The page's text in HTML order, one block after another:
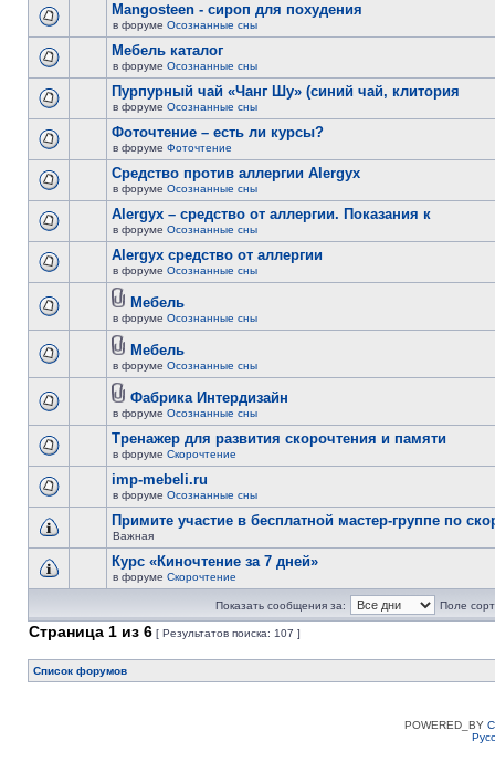
Mangosteen - сироп для похудения
в форуме Осознанные сны
Мебель каталог
в форуме Осознанные сны
Пурпурный чай «Чанг Шу» (синий чай, клитория
в форуме Осознанные сны
Фоточтение – есть ли курсы?
в форуме Фоточтение
Cредство против аллергии Alergyx
в форуме Осознанные сны
Alergyx – средство от аллергии. Показания к
в форуме Осознанные сны
Alergyx средство от аллергии
в форуме Осознанные сны
Мебель
в форуме Осознанные сны
Мебель
в форуме Осознанные сны
Фабрика Интердизайн
в форуме Осознанные сны
Тренажер для развития скорочтения и памяти
в форуме Скорочтение
imp-mebeli.ru
в форуме Осознанные сны
Примите участие в бесплатной мастер-группе по
Важная
Курс «Киночтение за 7 дней»
в форуме Скорочтение
Показать сообщения за: Поле
Страница 1 из 6 [ Результатов поиска: 107 ]
Список форумов
POWERED_BY